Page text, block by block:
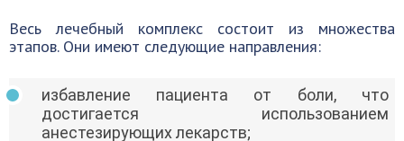
Весь лечебный комплекс состоит из множества
этапов. Они имеют следующие направления:
избавление пациента от боли, что
достигается использованием
анестезирующих лекарств;